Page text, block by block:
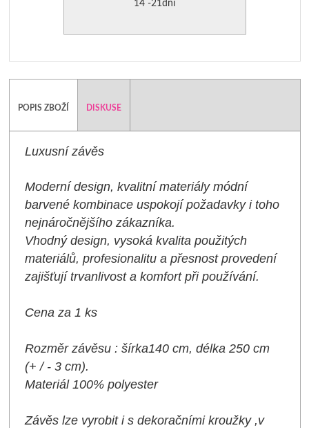
14 -21dní
POPIS ZBOŽÍ DISKUSE
Luxusní závěs
Moderní design, kvalitní materiály módní
barvené kombinace uspokojí požadavky i toho
nejnáročnějšího zákazníka.
Vhodný design, vysoká kvalita použitých
materiálů, profesionalitu a přesnost provedení
zajišťují trvanlivost a komfort při používání.
Cena za 1 ks
Rozměr závěsu : šírka140 cm, délka 250 cm
(+ / - 3 cm).
Materiál 100% polyester
Závěs lze vyrobit i s dekoračními kroužky ,v